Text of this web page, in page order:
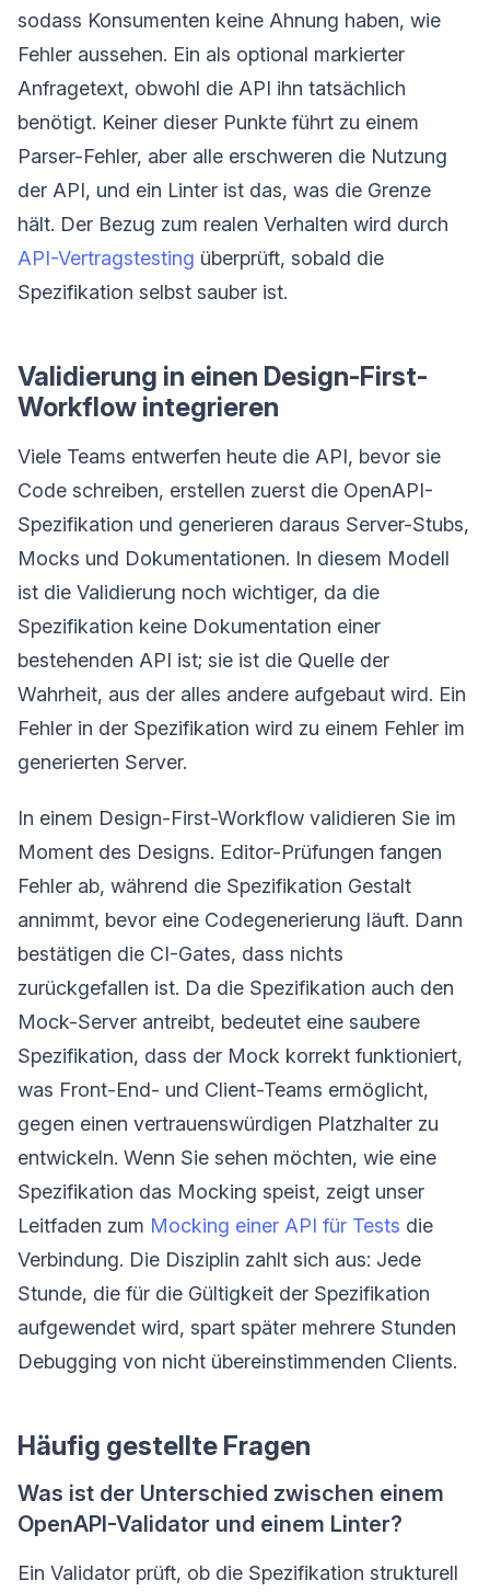
sodass Konsumenten keine Ahnung haben, wie
Fehler aussehen. Ein als optional markierter
Anfragetext, obwohl die API ihn tatsächlich
benötigt. Keiner dieser Punkte führt zu einem
Parser-Fehler, aber alle erschweren die Nutzung
der API, und ein Linter ist das, was die Grenze
hält. Der Bezug zum realen Verhalten wird durch
API-Vertragstesting überprüft, sobald die
Spezifikation selbst sauber ist.
Validierung in einen Design-First-
Workflow integrieren
Viele Teams entwerfen heute die API, bevor sie
Code schreiben, erstellen zuerst die OpenAPI-
Spezifikation und generieren daraus Server-Stubs,
Mocks und Dokumentationen. In diesem Modell
ist die Validierung noch wichtiger, da die
Spezifikation keine Dokumentation einer
bestehenden API ist; sie ist die Quelle der
Wahrheit, aus der alles andere aufgebaut wird. Ein
Fehler in der Spezifikation wird zu einem Fehler im
generierten Server.
In einem Design-First-Workflow validieren Sie im
Moment des Designs. Editor-Prüfungen fangen
Fehler ab, während die Spezifikation Gestalt
annimmt, bevor eine Codegenerierung läuft. Dann
bestätigen die CI-Gates, dass nichts
zurückgefallen ist. Da die Spezifikation auch den
Mock-Server antreibt, bedeutet eine saubere
Spezifikation, dass der Mock korrekt funktioniert,
was Front-End- und Client-Teams ermöglicht,
gegen einen vertrauenswürdigen Platzhalter zu
entwickeln. Wenn Sie sehen möchten, wie eine
Spezifikation das Mocking speist, zeigt unser
Leitfaden zum Mocking einer API für Tests die
Verbindung. Die Disziplin zahlt sich aus: Jede
Stunde, die für die Gültigkeit der Spezifikation
aufgewendet wird, spart später mehrere Stunden
Debugging von nicht übereinstimmenden Clients.
Häufig gestellte Fragen
Was ist der Unterschied zwischen einem
OpenAPI-Validator und einem Linter?
Ein Validator prüft, ob die Spezifikation strukturell